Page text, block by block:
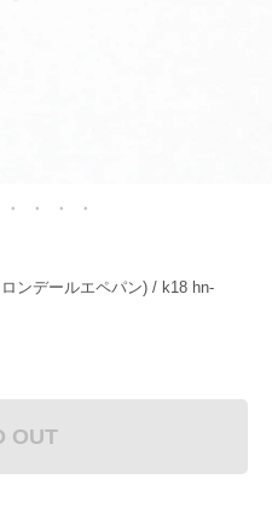
ンデールエペパン) / k18 hn-
OUT